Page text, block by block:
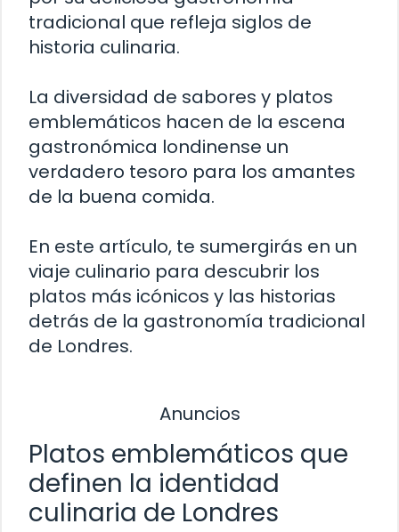
tradicional que refleja siglos de
historia culinaria.
La diversidad de sabores y platos
emblemáticos hacen de la escena
gastronómica londinense un
verdadero tesoro para los amantes
de la buena comida.
En este artículo, te sumergirás en un
viaje culinario para descubrir los
platos más icónicos y las historias
detrás de la gastronomía tradicional
de Londres.
Anuncios
Platos emblemáticos que
definen la identidad
culinaria de Londres